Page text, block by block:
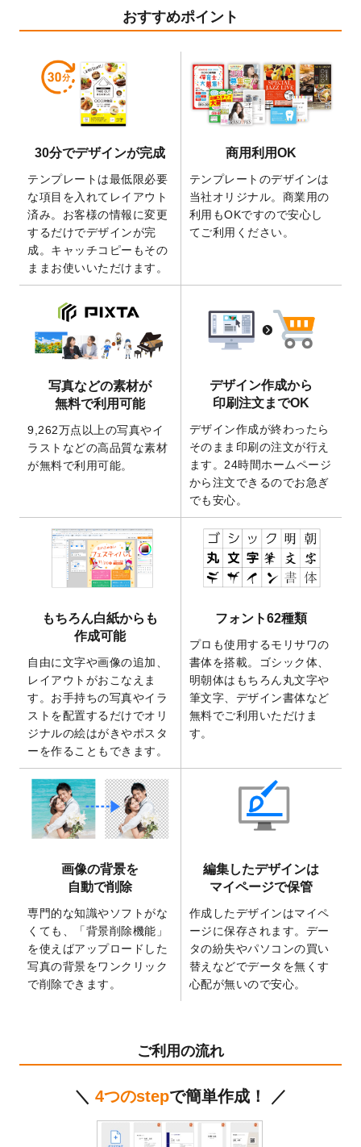
業効率を上げる便利な操作方法3選！
開いたしました。
暑中見舞いのデザインテンプレート
しました。
2026/5/28
【新商品】マグネットステッカーが作成で
きるようになりました！
の全4ステップを解説！」を公開いたしまし
た。
2026/4/23
コラム「 画像の配置・差し替え・トリミン
グ」「テンプレート間でパーツを流用する
方法」を公開いたしました。
2026/4/21
アクリルキーホルダーのデザインテンプレ
ート を追加いたしました。
りました！
2025/12/22
【新商品】アクリルキーホルダーが作成で
きるようになりました！
2025/12/22
2026年版4月始まりのカレンダーデザイン
テンプレート
を公開いたしました。
開いたしました。
2025/9/30
【新商品】クリアファイルバッグ が作成で
きるようになりました！
2026年午年の年賀状デザインテンプレート
を公開いたしました。
2025/9/10
喪中はがき・寒中見舞いのデザインテンプ
レートを公開いたしました。
2025/8/1
9,160万点以上の写真やイラスト素材が無料
2025/7/30
キャンバスプリントのデザインテンプレー
トを追加いたしました。
2025/6/30
暑中見舞いのデザインテンプレートを追加
しました。
2025/6/27
キャンバスプリントのデザインテンプレー
トを追加いたしました。
2025/6/24
2026年版1月始まりのカレンダーデザイン
テンプレートを公開いたしました。
2025/6/9
「背景削除機能
」を実装しました。
2025/4/3
DMのデザインテンプレートを追加しまし
た。
を追加しました。
マスキングテープのデザインテンプレート
を追加しました。
2025/1/15
配置できるデータ形式が増えました。
（pdf、psd、eps、tifに対応）
2024/12/24
2025年版4月始まりのカレンダーデザイン
箔押し年賀状のデザインテンプレート
ステッカーのデザインテンプレート
しました。
2025年巳年の年賀状デザインテンプレート
おすすめポイント
30分でデザインが完成
テンプレートは最低限必要
な項目を入れてレイアウト
済み。お客様の情報に変更
するだけでデザインが完
成。キャッチコピーもその
ままお使いいただけます。
商用利用OK
テンプレートのデザインは
当社オリジナル。商業用の
利用もOKですので安心し
てご利用ください。
写真などの素材が
無料で利用可能
9,262万点以上の写真やイ
ラストなどの高品質な素材
が無料で利用可能。
デザイン作成から
印刷注文までOK
デザイン作成が終わったら
そのまま印刷の注文が行え
ます。24時間ホームページ
から注文できるのでお急ぎ
でも安心。
もちろん白紙からも
作成可能
自由に文字や画像の追加、
レイアウトがおこなえま
す。お手持ちの写真やイラ
ストを配置するだけでオリ
ジナルの絵はがきやポスタ
ーを作ることもできます。
フォント62種類
プロも使用するモリサワの
書体を搭載。ゴシック体、
明朝体はもちろん丸文字や
筆文字、デザイン書体など
無料でご利用いただけま
す。
画像の背景を
自動で削除
専門的な知識やソフトがな
くても、「背景削除機能」
を使えばアップロードした
写真の背景をワンクリック
で削除できます。
編集したデザインは
マイページで保管
作成したデザインはマイペ
ージに保存されます。デー
タの紛失やパソコンの買い
替えなどでデータを無くす
心配が無いので安心。
ご利用の流れ
＼ 4つのstepで簡単作成！ ／